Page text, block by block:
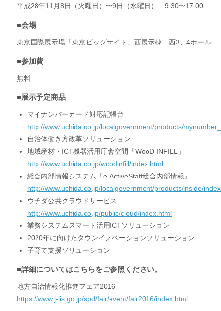
平成28年11月8日（火曜日）〜9日（水曜日） 9:30〜17:00
■会場
東京国際展示場「東京ビッグサイト」西展示棟 西3、4ホール
■参加費
無料
■展示予定商品
マイナンバーカード対応記帳台
http://www.uchida.co.jp/localgovernment/products/
自治体働き方改革ソリューション
地域産材・ICT機器活用庁舎空間「WooD INFILL」
http://www.uchida.co.jp/woodinfill/index.html
総合内部情報システム「e-ActiveStaff総合内部情報」
http://www.uchida.co.jp/localgovernment/products/inside/
ウチダ公共クラウドサービス
http://www.uchida.co.jp/public/cloud/index.html
業務システムスマート活用ICTソリューション
2020年に向けたタウンイノベーションソリューション
子育て支援ソリューション
■詳細についてはこちらをご参照ください。
地方自治情報化推進フェア2016
https://www.j-lis.go.jp/spd/fair/event/fair2016/index.html